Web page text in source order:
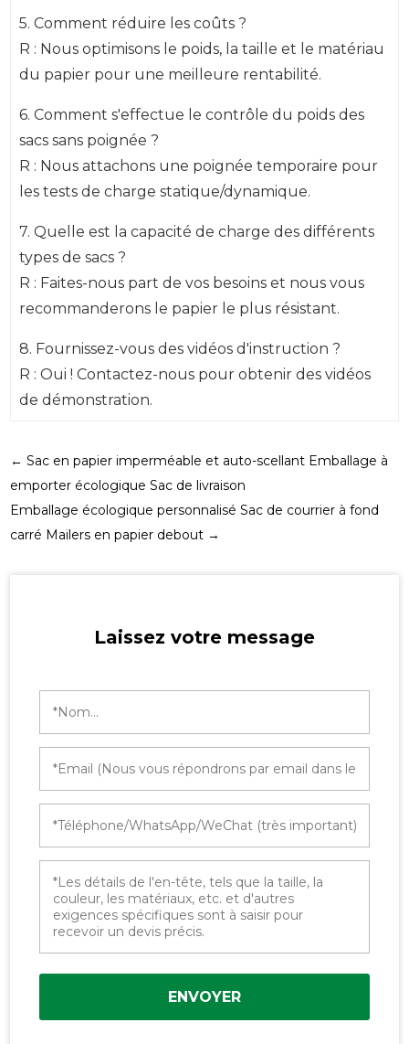
5. Comment réduire les coûts ?
R : Nous optimisons le poids, la taille et le matériau
du papier pour une meilleure rentabilité.
6. Comment s'effectue le contrôle du poids des
sacs sans poignée ?
R : Nous attachons une poignée temporaire pour
les tests de charge statique/dynamique.
7. Quelle est la capacité de charge des différents
types de sacs ?
R : Faites-nous part de vos besoins et nous vous
recommanderons le papier le plus résistant.
8. Fournissez-vous des vidéos d'instruction ?
R : Oui ! Contactez-nous pour obtenir des vidéos
de démonstration.
←Sac en papier imperméable et auto-scellant Emballage à
emporter écologique Sac de livraison
Emballage écologique personnalisé Sac de courrier à fond
carré Mailers en papier debout →
Laissez votre message
ENVOYER